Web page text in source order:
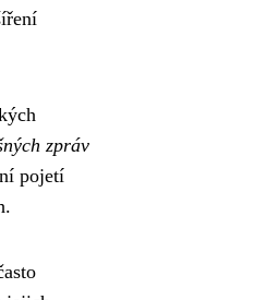
zpráv
pojetí